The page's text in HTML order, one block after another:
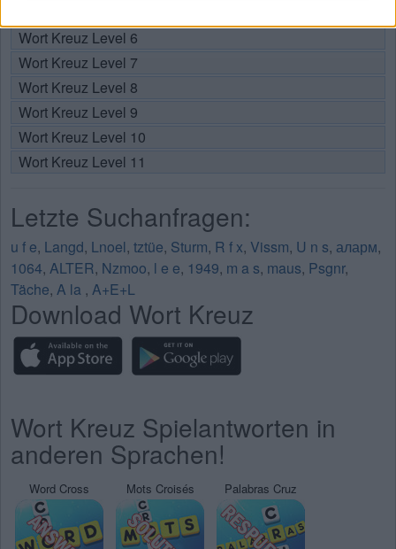
Wort Kreuz Level 6
Wort Kreuz Level 7
Wort Kreuz Level 8
Wort Kreuz Level 9
Wort Kreuz Level 10
Wort Kreuz Level 11
Letzte Suchanfragen:
u f e, Langd, Lnoel, tztüe, Sturm, R f x, Vissm, U n s, аларм,
1064, ALTER, Nzmoo, l e e, 1949, m a s, maus, Psgnr,
Täche, A la , A+E+L
Download Wort Kreuz
Wort Kreuz Spielantworten in
anderen Sprachen!
Word Cross Mots Croisés Palabras Cruz